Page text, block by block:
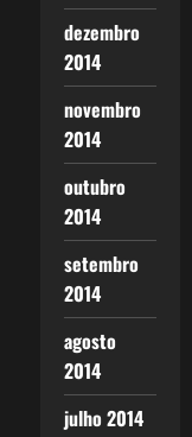
dezembro
2014
novembro
2014
outubro
2014
setembro
2014
agosto
2014
julho 2014